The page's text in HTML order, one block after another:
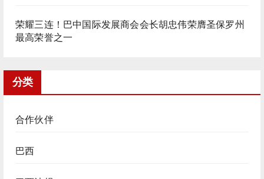
荣耀三连！巴中国际发展商会会长胡忠伟荣膺圣保罗州
最高荣誉之一
分类
合作伙伴
巴西